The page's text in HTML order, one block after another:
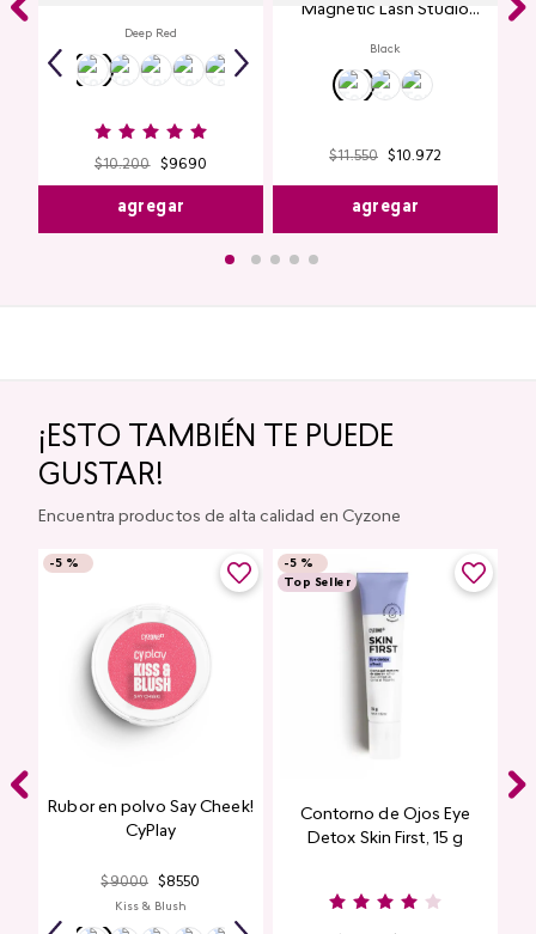
Deep Red
$10.200 $9690
agregar
Magnetic Lash Studio
Black
$11.550 $ 10.972
agregar
¡ESTO TAMBIÉN TE PUEDE
GUSTAR!
Encuentra productos de alta calidad en Cyzone
-5 %
Rubor en polvo Say Cheek!
CyPlay
$9000 $8550
Kiss & Blush
-5 %
Top Seller
Contorno de Ojos Eye
Detox Skin First, 15 g